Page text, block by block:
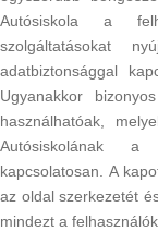
Autósiskola a
szolgáltatásokat
adatbiztonsággal
Ugyanakkor
használhatóak,
Autósiskolának a
kapcsolatosan. A
az oldal szerkezetét
mindezt a